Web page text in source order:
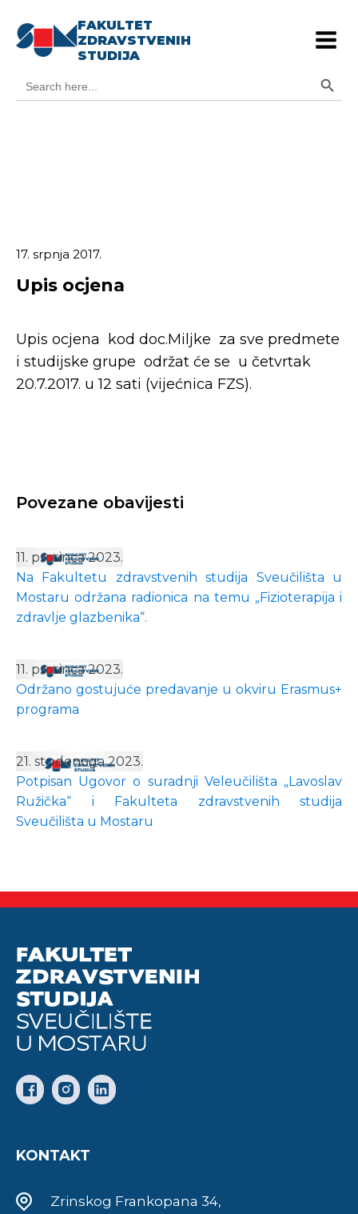
FAKULTET
ZDRAVSTVENIH
STUDIJA
for:
17. srpnja 2017.
Upis ocjena
Upis ocjena kod doc.Miljke za sve predmete
i studijske grupe održat će se u četvrtak
20.7.2017. u 12 sati (vijećnica FZS).
Povezane obavijesti
11. prosinca 2023.
Na Fakultetu zdravstvenih studija Sveučilišta u
Mostaru održana radionica na temu „Fizioterapija i
zdravlje glazbenika“.
11. prosinca 2023.
Održano gostujuće predavanje u okviru Erasmus+
programa
21. studenoga 2023.
Potpisan Ugovor o suradnji Veleučilišta „Lavoslav
Ružička“ i Fakulteta zdravstvenih studija
Sveučilišta u Mostaru
KONTAKT
Zrinskog Frankopana 34,